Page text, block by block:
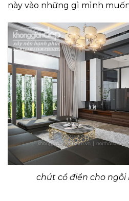
này vào những gì mình
chút cổ điển cho